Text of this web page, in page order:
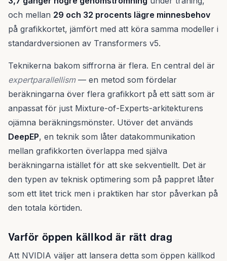
och mellan 29 och 32 procents lägre minnesbehov
på grafikkortet, jämfört med att köra samma modeller i
standardversionen av Transformers v5.
Teknikerna bakom siffrorna är flera. En central del är
expertparallellism— en metod som fördelar
beräkningarna över flera grafikkort på ett sätt som är
anpassat för just Mixture-of-Experts-arkitekturens
ojämna beräkningsmönster. Utöver det används
DeepEP, en teknik som låter datakommunikation
mellan grafikkorten överlappa med själva
beräkningarna istället för att ske sekventiellt. Det är
den typen av teknisk optimering som på pappret låter
som ett litet trick men i praktiken har stor påverkan på
den totala körtiden.
Varför öppen källkod är rätt drag
Att NVIDIA väljer att lansera detta som öppen källkod